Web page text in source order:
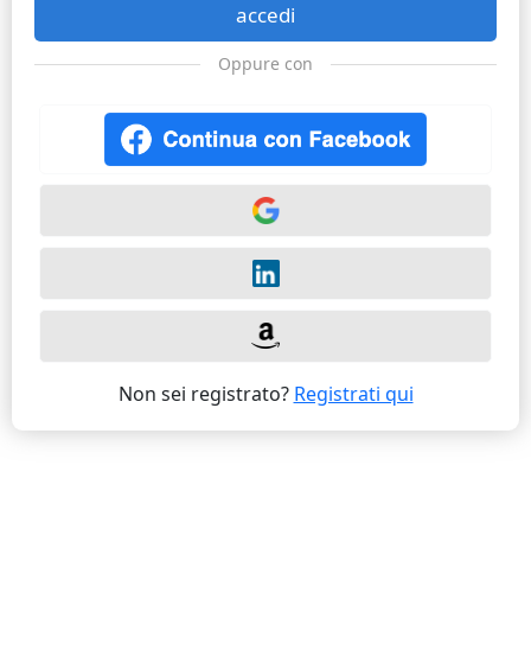
accedi
Oppure con
Non sei registrato? Registrati qui